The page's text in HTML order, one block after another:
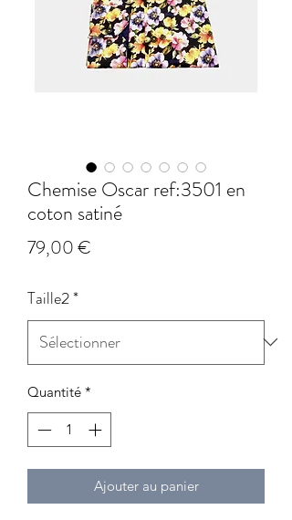
Chemise Oscar ref:3501 en
coton satiné
79,00 €
Taille2*
Quantité *
Ajouter au panier